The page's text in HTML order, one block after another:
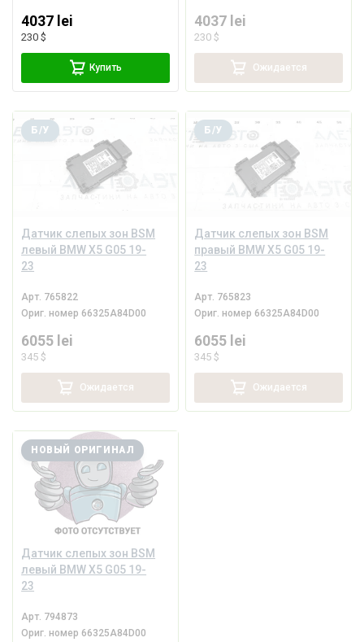
4037 lei
230 $
Купить
4037 lei
230 $
Ожидается
Датчик слепых зон BSM
левый BMW X5 G05 19-
23
Б/У
Арт. 765822
Ориг. номер 66325A84D00
6055 lei
345 $
Ожидается
Датчик слепых зон BSM
правый BMW X5 G05 19-
23
Б/У
Арт. 765823
Ориг. номер 66325A84D00
6055 lei
345 $
Ожидается
Датчик слепых зон BSM
левый BMW X5 G05 19-
23
НОВЫЙ ОРИГИНАЛ
Арт. 794873
Ориг. номер 66325A84D00